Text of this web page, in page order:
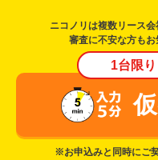
ニコノリは複数リース会
審査に不安な方もお
1台限
※お申込みと同時にご